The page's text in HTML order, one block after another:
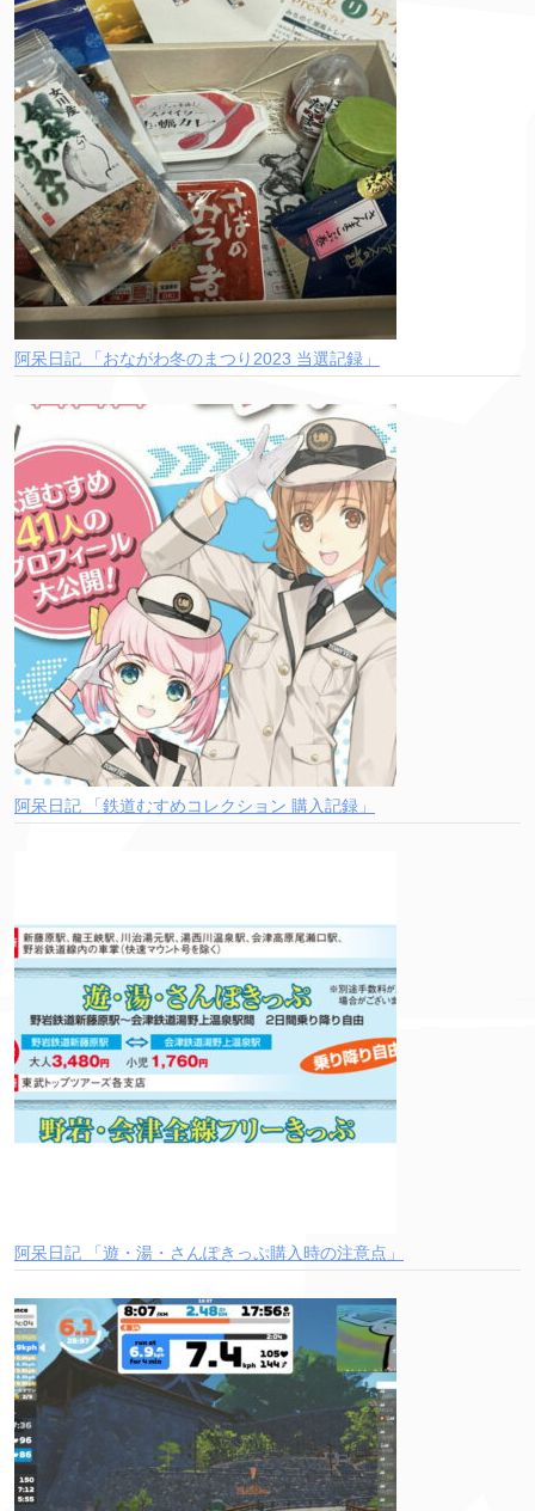
阿呆日記 「おながわ冬のまつり2023 当選記録」
阿呆日記 「鉄道むすめコレクション 購入記録」
阿呆日記 「遊・湯・さんぽきっぷ購入時の注意点」